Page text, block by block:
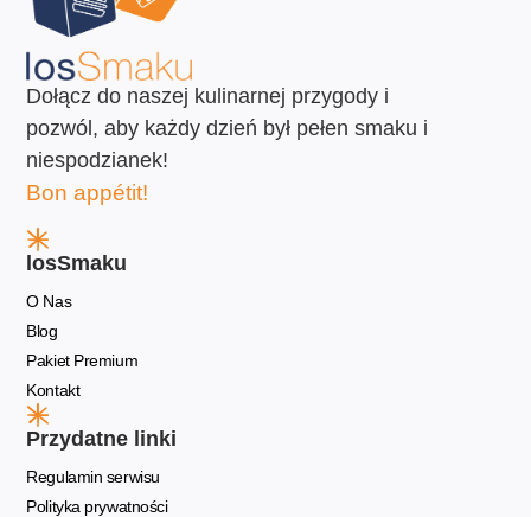
Dołącz do naszej kulinarnej przygody i
pozwól, aby każdy dzień był pełen smaku i
niespodzianek!
Bon appétit!
losSmaku
O Nas
Blog
Pakiet Premium
Kontakt
Przydatne linki
Regulamin serwisu
Polityka prywatności